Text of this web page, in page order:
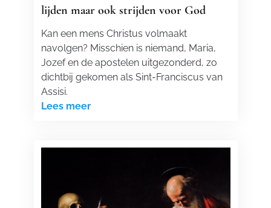
lijden maar ook strijden voor God
Kan een mens Christus volmaakt
navolgen? Misschien is niemand, Maria,
Jozef en de apostelen uitgezonderd, zo
dichtbij gekomen als Sint-Franciscus van
Assisi.
Lees meer